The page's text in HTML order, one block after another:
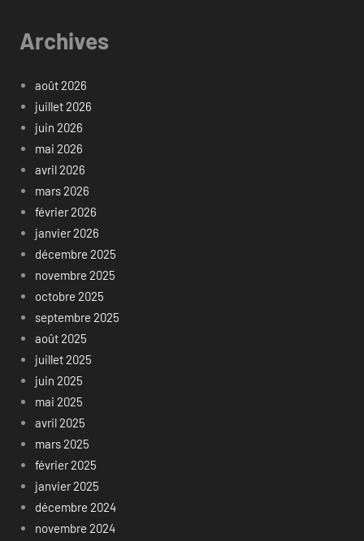
Archives
août 2026
juillet 2026
juin 2026
mai 2026
avril 2026
mars 2026
février 2026
janvier 2026
décembre 2025
novembre 2025
octobre 2025
septembre 2025
août 2025
juillet 2025
juin 2025
mai 2025
avril 2025
mars 2025
février 2025
janvier 2025
décembre 2024
novembre 2024